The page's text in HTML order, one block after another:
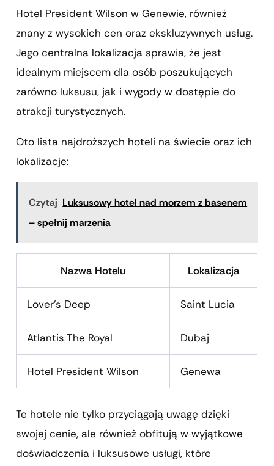
Hotel President Wilson w Genewie, również
znany z wysokich cen oraz ekskluzywnych usług.
Jego centralna lokalizacja sprawia, że jest
idealnym miejscem dla osób poszukujących
zarówno luksusu, jak i wygody w dostępie do
atrakcji turystycznych.
Oto lista najdroższych hoteli na świecie oraz ich
lokalizacje:
Czytaj Luksusowy hotel nad morzem z basenem
– spełnij marzenia
Nazwa Hotelu Lokalizacja
Lover’s Deep Saint Lucia
Atlantis The Royal Dubaj
Hotel President Wilson Genewa
Te hotele nie tylko przyciągają uwagę dzięki
swojej cenie, ale również obfitują w wyjątkowe
doświadczenia i luksusowe usługi, które